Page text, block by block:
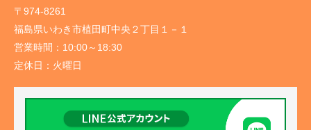
〒974-8261
福島県いわき市植田町中央２丁目１－１
営業時間： 10:00～18:30
定休日： 火曜日